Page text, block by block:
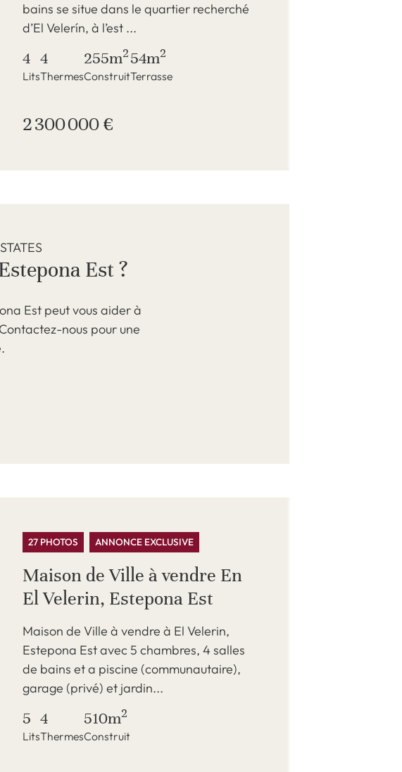
bains se situe dans le quartier recherché
d’El Velerín, à l’est ...
4
Lits
4
Thermes
255m2
Construit
54m2
Terrasse
2 300 000 €
Est ?
Est peut vous aider à
nous pour une
27 PHOTOS ANNONCE EXCLUSIVE
Maison de Ville à vendre En
El Velerin, Estepona Est
Maison de Ville à vendre à El Velerin,
Estepona Est avec 5 chambres, 4 salles
de bains et a piscine (communautaire),
garage (privé) et jardin...
5
Lits
4
Thermes
510m2
Construit